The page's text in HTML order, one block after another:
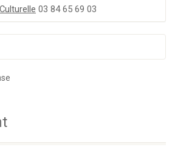
03 84 65 69 03